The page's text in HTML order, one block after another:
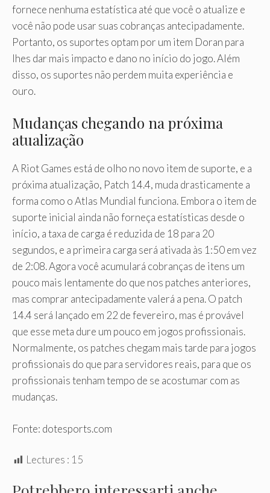
fornece nenhuma estatística até que você o atualize e
você não pode usar suas cobranças antecipadamente.
Portanto, os suportes optam por um item Doran para
lhes dar mais impacto e dano no início do jogo. Além
disso, os suportes não perdem muita experiência e
ouro.
Mudanças chegando na próxima
atualização
A Riot Games está de olho no novo item de suporte, e a
próxima atualização, Patch 14.4, muda drasticamente a
forma como o Atlas Mundial funciona. Embora o item de
suporte inicial ainda não forneça estatísticas desde o
início, a taxa de carga é reduzida de 18 para 20
segundos, e a primeira carga será ativada às 1:50 em vez
de 2:08. Agora você acumulará cobranças de itens um
pouco mais lentamente do que nos patches anteriores,
mas comprar antecipadamente valerá a pena. O patch
14.4 será lançado em 22 de fevereiro, mas é provável
que esse meta dure um pouco em jogos profissionais.
Normalmente, os patches chegam mais tarde para jogos
profissionais do que para servidores reais, para que os
profissionais tenham tempo de se acostumar com as
mudanças.
Fonte: dotesports.com
Lectures : 15